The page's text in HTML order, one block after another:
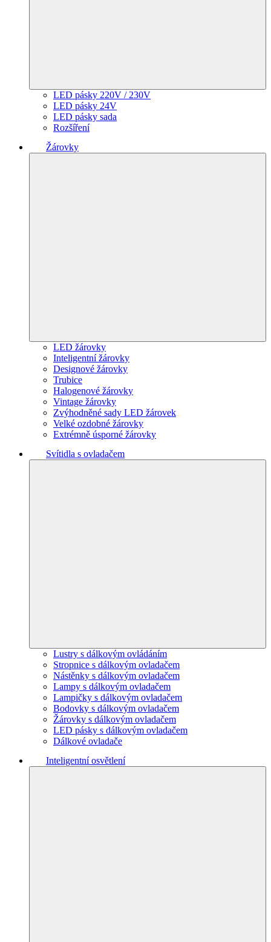
LED pásky 220V / 230V
LED pásky 24V
LED pásky sada
Rozšíření
Žárovky
LED žárovky
Inteligentní žárovky
Designové žárovky
Trubice
Halogenové žárovky
Vintage žárovky
Zvýhodněné sady LED žárovek
Velké ozdobné žárovky
Extrémně úsporné žárovky
Svítidla s ovladačem
Lustry s dálkovým ovládáním
Stropnice s dálkovým ovladačem
Nástěnky s dálkovým ovladačem
Lampy s dálkovým ovladačem
Lampičky s dálkovým ovladačem
Bodovky s dálkovým ovladačem
Žárovky s dálkovým ovladačem
LED pásky s dálkovým ovladačem
Dálkové ovladače
Inteligentní osvětlení